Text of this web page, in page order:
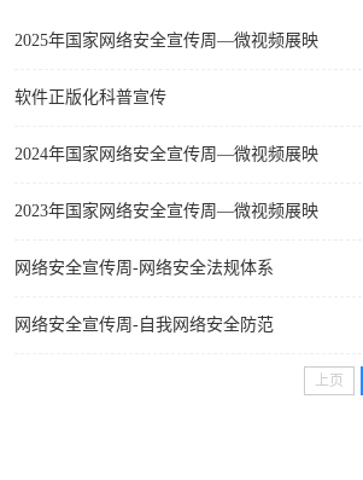
2025年国家网络安全宣传周—微视频展映
软件正版化科普宣传
2024年国家网络安全宣传周—微视频展映
2023年国家网络安全宣传周—微视频展映
网络安全宣传周-网络安全法规体系
网络安全宣传周-自我网络安全防范
上页